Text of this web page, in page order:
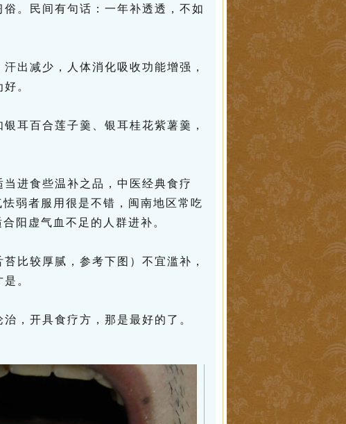
。民间有句话：一年补透透，不如
出减少，人体消化吸收功能增强，
。
耳百合莲子羹、银耳桂花紫薯羹，
进食些温补之品，中医经典食疗
弱者服用很是不错，闽南地区常吃
阳虚气血不足的人群进补。
比较厚腻，参考下图）不宜滥补，
。
，开具食疗方，那是最好的了。